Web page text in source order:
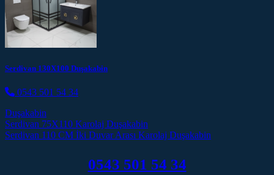
Serdivan 130X100 Duşakabin
0543 501 54 34
Duşakabin
Post navigation
Serdivan 75X110 Karolaj Duşakabin
Serdivan 110 CM İki Duvar Arası Karolaj Duşakabin
0543 501 54 34